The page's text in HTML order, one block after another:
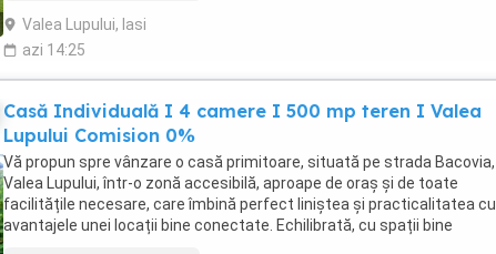
Valea Lupului, Iasi
azi 14:25
Casă Individuală I 4 camere I 500 mp teren I Valea
Lupului Comision 0%
Vă propun spre vânzare o casă primitoare, situată pe strada Bacovia,
Valea Lupului, într-o zonă accesibilă, aproape de oraș și de toate
facilitățile necesare, care îmbină perfect liniștea și practicalitatea cu
avantajele unei locații bine conectate. Echilibrată, cu spații bine